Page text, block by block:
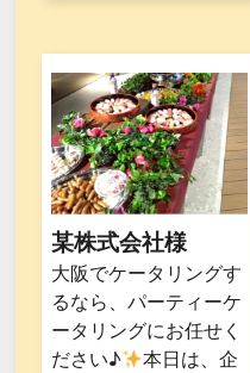
某株式会社様
大阪でケータリングす
るなら、パーティーケ
ータリングにお任せく
ださい♪
本日は、企